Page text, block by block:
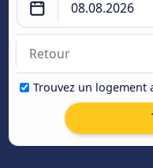
Trouvez un logement